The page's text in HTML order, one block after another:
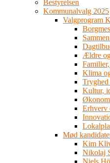
Bestyrelsen
Kommunalvalg 2025
Valgprogram
Ældre
Klima
Tryghed
Kultur,
Mød
Kim
Nikolaj
Niels